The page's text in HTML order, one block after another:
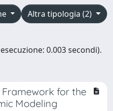
Altra tipologia (2)
0.003 secondi).
for the
Modeling